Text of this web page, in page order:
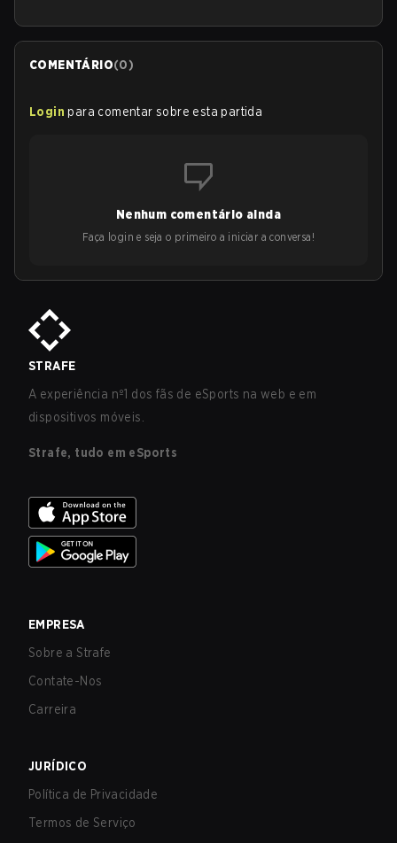
COMENTÁRIO(0)
Login para comentar sobre esta partida
Nenhum comentário ainda
Faça login e seja o primeiro a iniciar a conversa!
STRAFE
A experiência nº1 dos fãs de eSports na web e em
dispositivos móveis.
Strafe, tudo em eSports
EMPRESA
Sobre a Strafe
Contate-Nos
Carreira
JURÍDICO
Política de Privacidade
Termos de Serviço